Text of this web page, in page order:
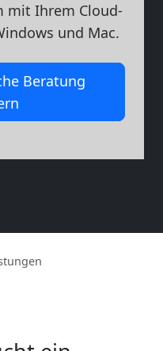
mit Ihrem Cloud-
und Mac.
Beratung